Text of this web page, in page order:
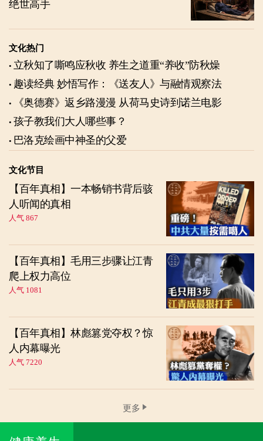
绝世高手
文化热门
立秋知了嘶鸣应秋收 养生之道重“养收”防秋燥
趣读经典 妙悟写作：《送友人》与融情观察法
《奥德赛》返乡路漫漫 从荷马史诗到诺兰电影
孩子教我们大人哪些事？
巴洛克绘画中神圣的父爱
文化节目
【百年真相】一本畅销书背后骇
人听闻的真相
人气 867
【百年真相】毛用三步骤让江青
爬上权力高位
人气 1081
【百年真相】林彪篡党夺权？惊
人内幕曝光
人气 7220
更多